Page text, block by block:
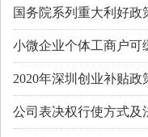
国务院系列重大利好政
小微企业个体工商户可
2020年深圳创业补贴
公司表决权行使方式及